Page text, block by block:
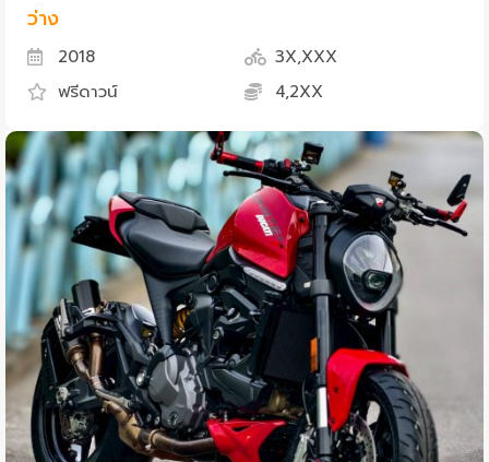
ว่าง
2018
3X,XXX
ฟรีดาวน์
4,2XX